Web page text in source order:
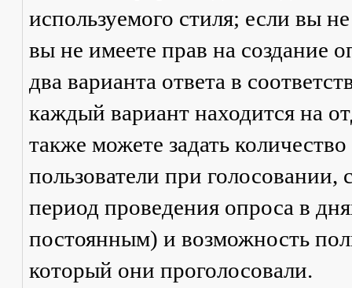
используемого стиля; если вы
вы не имеете прав на создание
два варианта ответа в
каждый вариант находится на
также можете задать
пользователи при
период проведения опроса в
постоянным) и возможность
который они проголосовали.